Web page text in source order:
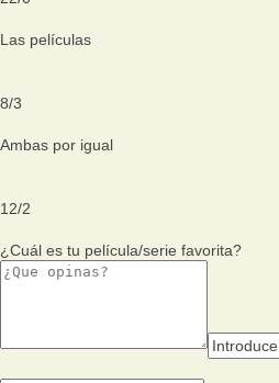
Las películas
8/3
Ambas por igual
12/2
¿Cuál es tu película/serie favorita?